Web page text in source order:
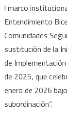
l marco
Entendimiento
Comunidades
sustitución de la
de
de 2025, que
enero de 2026
subordinación”.